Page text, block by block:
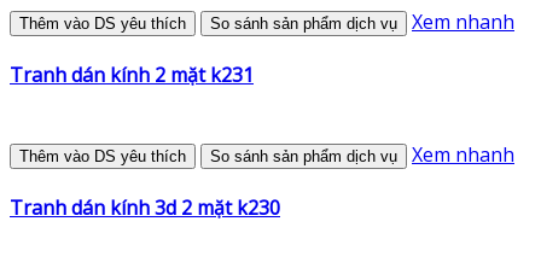
Thêm vào DS yêu thích So sánh sản phẩm dịch vụ Xem nhanh
Tranh dán kính 2 mặt k231
Thêm vào DS yêu thích So sánh sản phẩm dịch vụ Xem nhanh
Tranh dán kính 3d 2 mặt k230